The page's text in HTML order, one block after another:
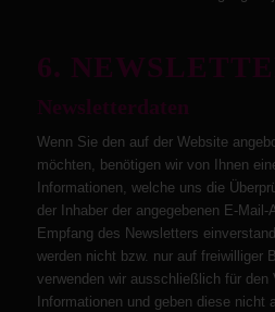
6.
Newsletter­daten
Wenn Sie den auf der Website
möchten, benötigen wir von Ihnen
Informationen, welche uns die
der Inhaber der angegebenen E-
Empfang des Newsletters
werden nicht bzw. nur auf freiwilliger
verwenden wir ausschließlich für den
Informationen und geben diese nicht